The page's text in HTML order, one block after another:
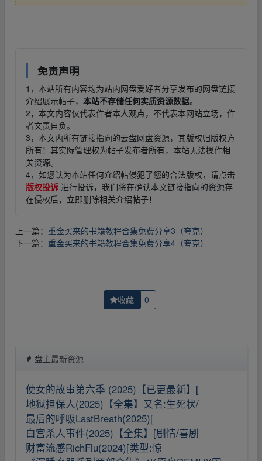
免责声明
1，本站所有内容均为站内网盘爱好者分享发布的网盘链接
介绍展示帖子， 本站不存储任何实质资源数据。
2，本文内容仅代表作者本人观点，不代表本网站立场，作
者文责自负。
3，本文内所有链接指向的云盘网盘资源，其版权归版权方
所有！其实际管理权为帖子发布者所有，本站无法操作相
关资源。
4，如您认为本站任何介绍帖侵犯了您的合法版权，请点击
版权投诉 进行投诉，我们将在确认本文链接指向的资源存
在侵权后，立即删除相关介绍帖子！
上一篇： 重金买来的书籍教程合集免费分享3（夸克）
下一篇： 重金买来的书籍教程合集免费分享4（夸克）
收藏 0
盘主最新资源
使女的故事第六季 (2025)【已更最新】[
地狱担保人(2025)【全集】又名:生死状/
最后的呼吸LastBreath(2025)[
白宫杀人事件(2025)【全集】[剧情/喜剧
财富流感RichFlu(2024)[类型:惊